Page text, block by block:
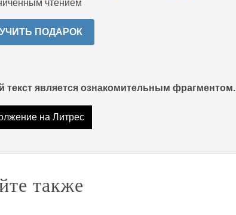
чтением
ПОДАРОК
текст является ознакомительным фрагментом.
на Литрес
также